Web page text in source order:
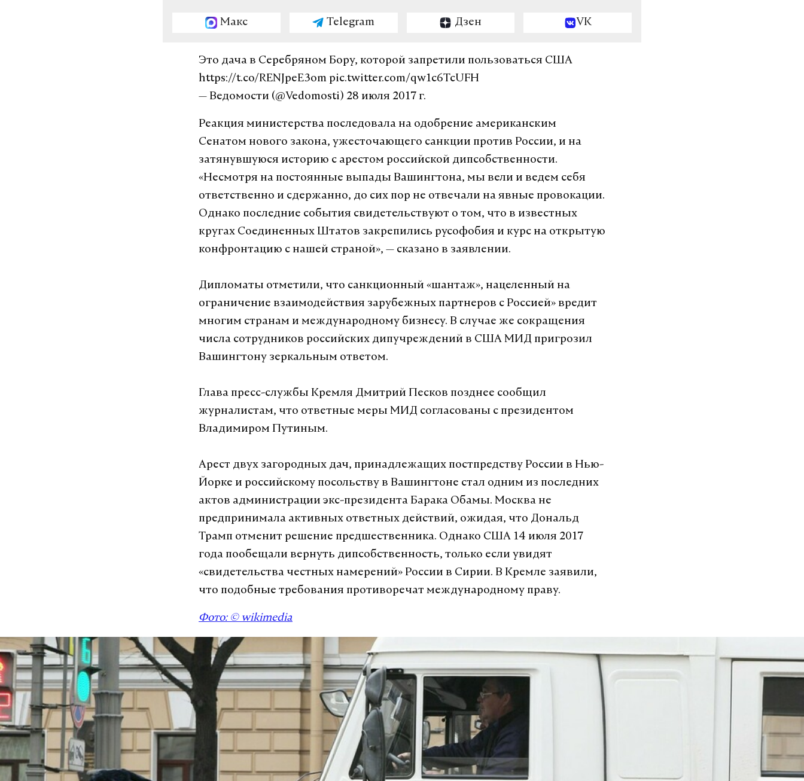
Макс Telegram Дзен VK
Это дача в Серебряном Бору, которой запретили пользоваться США
https://t.co/RENJpeE3om pic.twitter.com/qw1c6TcUFH
— Ведомости (@Vedomosti) 28 июля 2017 г.
Реакция министерства последовала на одобрение американским
Сенатом нового закона, ужесточающего санкции против России, и на
затянувшуюся историю с арестом российской дипсобственности.
«Несмотря на постоянные выпады Вашингтона, мы вели и ведем себя
ответственно и сдержанно, до сих пор не отвечали на явные провокации.
Однако последние события свидетельствуют о том, что в известных
кругах Соединенных Штатов закрепились русофобия и курс на открытую
конфронтацию с нашей страной», — сказано в заявлении.
Дипломаты отметили, что санкционный «шантаж», нацеленный на
ограничение взаимодействия зарубежных партнеров с Россией» вредит
многим странам и международному бизнесу. В случае же сокращения
числа сотрудников российских дипучреждений в США МИД пригрозил
Вашингтону зеркальным ответом.
Глава пресс-службы Кремля Дмитрий Песков позднее сообщил
журналистам, что ответные меры МИД согласованы с президентом
Владимиром Путиным.
Арест двух загородных дач, принадлежащих постпредству России в Нью-
Йорке и российскому посольству в Вашингтоне стал одним из последних
актов администрации экс-президента Барака Обамы. Москва не
предпринимала активных ответных действий, ожидая, что Дональд
Трамп отменит решение предшественника. Однако США 14 июля 2017
года пообещали вернуть дипсобственность, только если увидят
«свидетельства честных намерений» России в Сирии. В Кремле заявили,
что подобные требования противоречат международному праву.
Фото: © wikimedia